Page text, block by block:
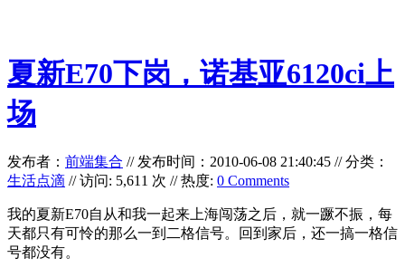
夏新E70下岗，诺基亚6120ci上
场
发布者： 前端集合 //发布时间：2010-06-08 21:40:45 //分类：
生活点滴 // 访问: 5,611 次 // 热度: 0 Comments
我的夏新E70自从和我一起来上海闯荡之后，就一蹶不振，每
天都只有可怜的那么一到二格信号。回到家后，还一搞一格信
号都没有。